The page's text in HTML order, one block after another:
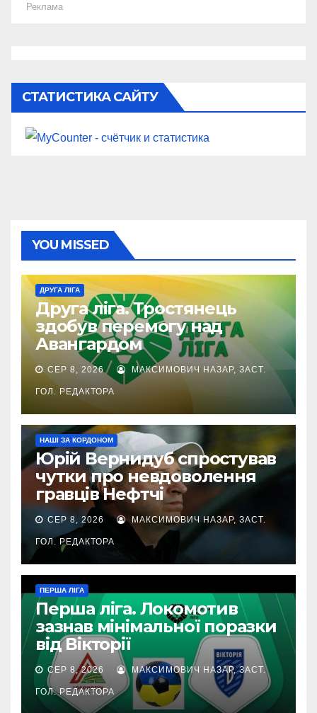
Реклама
СТАТИСТИКА САЙТУ
YOU MISSED
ДРУГА ЛІГА
Друга ліга. Тростянець
здобув перемогу над
Авангардом
СЕР 8, 2026 МАКСИМОВИЧ НАЗАР, ЗАСТ.
ГОЛ. РЕДАКТОРА
НАШІ ЗА КОРДОНОМ
Юрій Вернидуб спростував
чутки про невдоволення
гравців Нефтчі
СЕР 8, 2026 МАКСИМОВИЧ НАЗАР, ЗАСТ.
ГОЛ. РЕДАКТОРА
ПЕРША ЛІГА
Перша ліга. Локомотив
зазнав мінімальної поразки
від Вікторії
СЕР 8, 2026 МАКСИМОВИЧ НАЗАР, ЗАСТ.
ГОЛ. РЕДАКТОРА